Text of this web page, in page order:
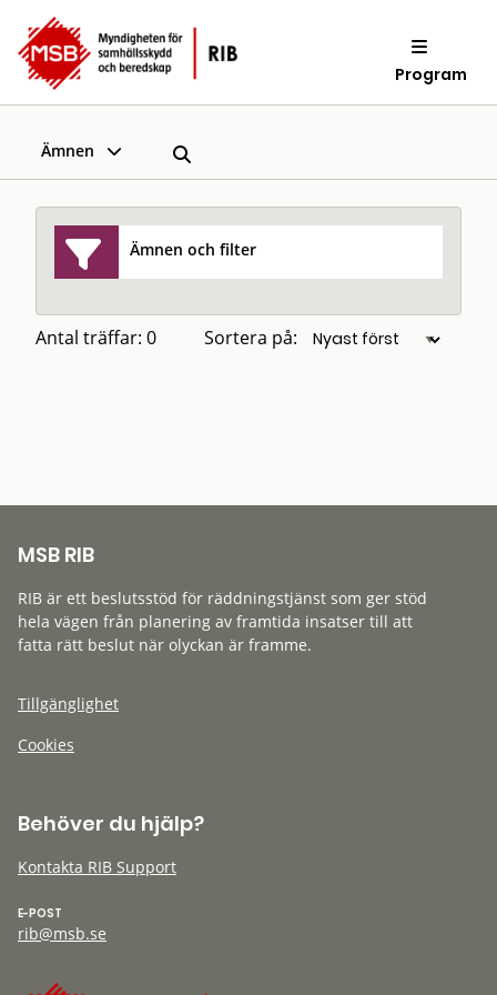
Program
Ämnen
Ämnen och filter
Antal träffar: 0 Sortera på:
MSB RIB
RIB är ett beslutsstöd för räddningstjänst som ger stöd
hela vägen från planering av framtida insatser till att
fatta rätt beslut när olyckan är framme.
Tillgänglighet
Cookies
Behöver du hjälp?
Kontakta RIB Support
E-POST
rib@msb.se